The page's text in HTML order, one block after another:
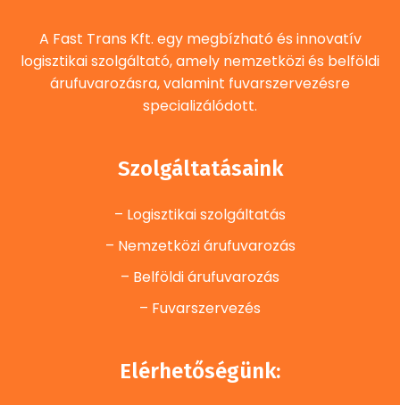
A Fast Trans Kft. egy megbízható és innovatív
logisztikai szolgáltató, amely nemzetközi és belföldi
árufuvarozásra, valamint fuvarszervezésre
specializálódott.
Szolgáltatásaink
– Logisztikai szolgáltatás
– Nemzetközi árufuvarozás
– Belföldi árufuvarozás
– Fuvarszervezés
Elérhetőségünk: